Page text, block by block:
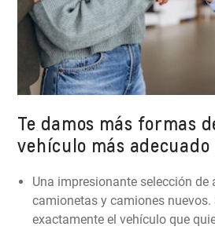
Te damos más formas
vehículo más
Una impresionante selección de
camionetas y camiones nuevos.
exactamente el vehículo que